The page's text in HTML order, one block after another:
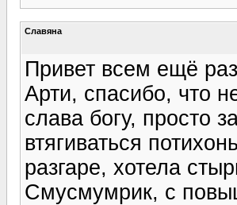
Славяна
Привет всем ещё
Арти, спасибо, что
слава богу, просто
втягиваться
разгаре, хотела
Смусмумрик, с